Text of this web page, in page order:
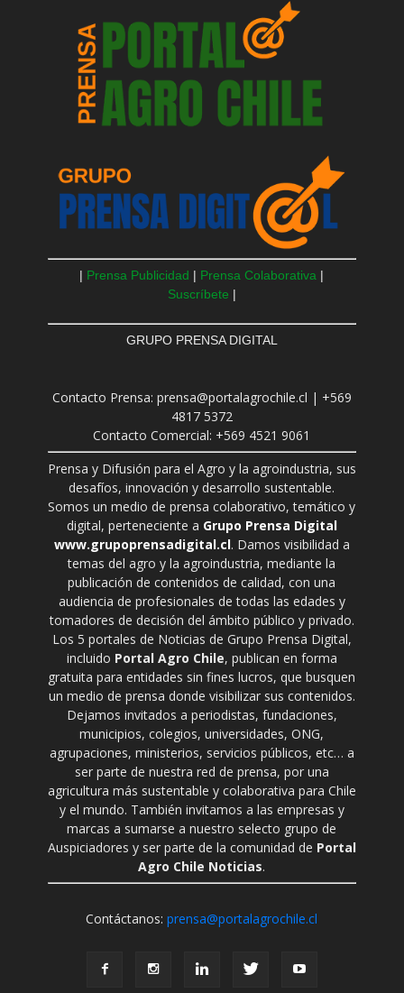
| Prensa Publicidad | Prensa Colaborativa |
Suscríbete |
GRUPO PRENSA DIGITAL
Contacto Prensa: prensa@portalagrochile.cl | +569
4817 5372
Contacto Comercial: +569 4521 9061
Prensa y Difusión para el Agro y la agroindustria, sus
desafíos, innovación y desarrollo sustentable.
Somos un medio de prensa colaborativo, temático y
digital, perteneciente a Grupo Prensa Digital
www.grupoprensadigital.cl. Damos visibilidad a
temas del agro y la agroindustria, mediante la
publicación de contenidos de calidad, con una
audiencia de profesionales de todas las edades y
tomadores de decisión del ámbito público y privado.
Los 5 portales de Noticias de Grupo Prensa Digital,
incluido Portal Agro Chile, publican en forma
gratuita para entidades sin fines lucros, que busquen
un medio de prensa donde visibilizar sus contenidos.
Dejamos invitados a periodistas, fundaciones,
municipios, colegios, universidades, ONG,
agrupaciones, ministerios, servicios públicos, etc… a
ser parte de nuestra red de prensa, por una
agricultura más sustentable y colaborativa para Chile
y el mundo. También invitamos a las empresas y
marcas a sumarse a nuestro selecto grupo de
Auspiciadores y ser parte de la comunidad de Portal
Agro Chile Noticias.
Contáctanos:prensa@portalagrochile.cl